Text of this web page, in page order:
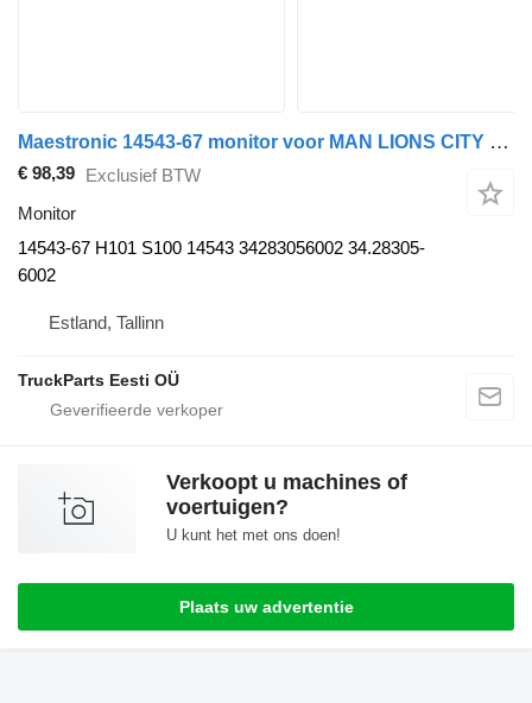
Maestronic 14543-67 monitor voor MAN LIONS CITY (01.04-) bus
€ 98,39 Exclusief BTW
Monitor
14543-67 H101 S100 14543 34283056002 34.28305-
6002
Estland, Tallinn
TruckParts Eesti OÜ
Verkoopt u machines of
voertuigen?
U kunt het met ons doen!
Plaats uw advertentie